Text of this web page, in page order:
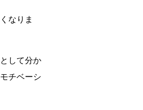
なりま
して分か
チベーシ